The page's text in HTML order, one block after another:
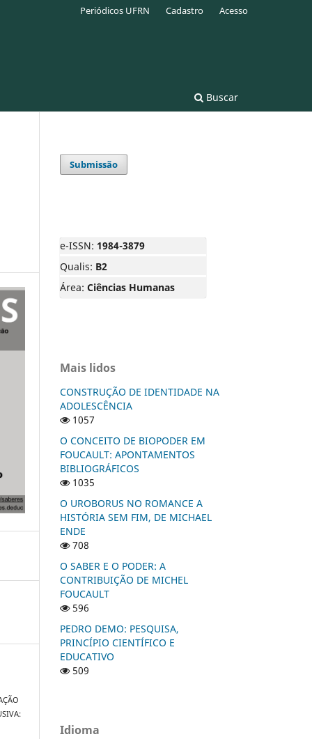
Buscar
Periódicos UFRN Cadastro Acesso
Submissão
e-ISSN: 1984-3879
Qualis: B2
Área: Ciências Humanas
Mais lidos
CONSTRUÇÃO DE IDENTIDADE NA
ADOLESCÊNCIA
1057
O CONCEITO DE BIOPODER EM
FOUCAULT: APONTAMENTOS
BIBLIOGRÁFICOS
1035
O UROBORUS NO ROMANCE A
HISTÓRIA SEM FIM, DE MICHAEL
ENDE
708
O SABER E O PODER: A
CONTRIBUIÇÃO DE MICHEL
FOUCAULT
596
PEDRO DEMO: PESQUISA,
PRINCÍPIO CIENTÍFICO E
EDUCATIVO
509
Idioma